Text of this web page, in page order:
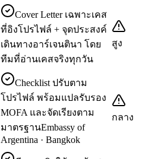
Cover Letter เฉพาะเคส
ที่อิงโปรไฟล์ + จุดประสงค์
เดินทางอาร์เจนตินา โดย
ทีมที่อ่านเคสจริงทุกวัน
สูง
Checklist ปรับตาม
โปรไฟล์ พร้อมแปลรับรอง
MOFA และจัดเรียงตาม
มาตรฐานEmbassy of
Argentina · Bangkok
กลาง